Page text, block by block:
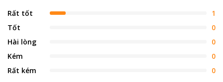
Rất tốt
1
Tốt
0
Hài lòng
0
Kém
0
Rất kém
0